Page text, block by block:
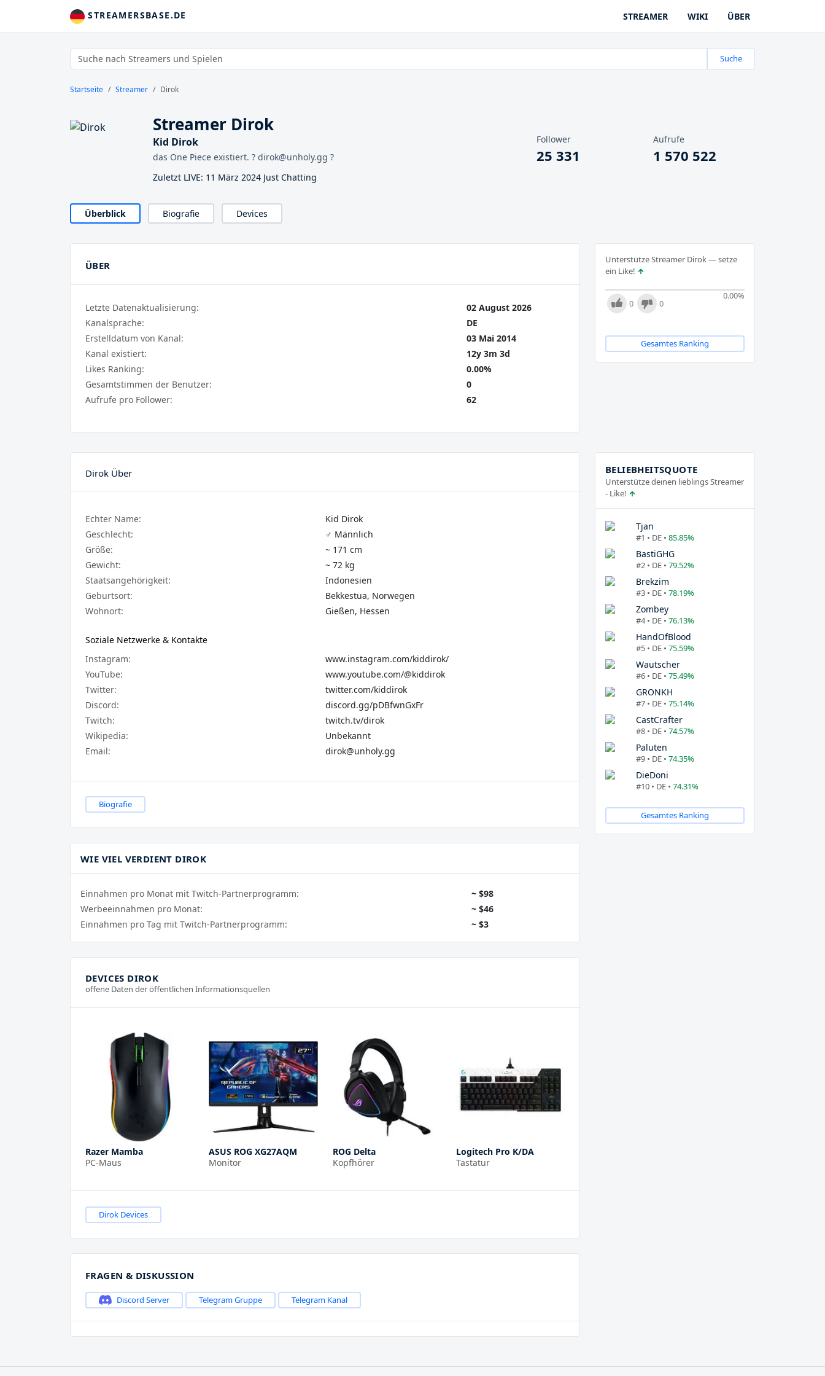
STREAMERSBASE.DE STREAMER WIKI ÜBER
Suche
Startseite Streamer Dirok
Streamer Dirok
Kid Dirok
das One Piece existiert. ? dirok@unholy.gg ?
Zuletzt LIVE: 11 März 2024 Just Chatting
Follower
25 331
Aufrufe
1 570 522
Überblick Biografie Devices
Unterstütze Streamer Dirok — setze
ein Like!
0.00%
0 0
Gesamtes Ranking
ÜBER
Letzte Datenaktualisierung:
02 August 2026
Kanalsprache:
DE
Erstelldatum von Kanal:
03 Mai 2014
Kanal existiert:
12y 3m 3d
Likes Ranking:
0.00%
Gesamtstimmen der Benutzer:
0
Aufrufe pro Follower:
62
Dirok Über
Echter Name:
Kid Dirok
Geschlecht:
♂️ Männlich
Größe:
~ 171 cm
Gewicht:
~ 72 kg
Staatsangehörigkeit:
Indonesien
Geburtsort:
Bekkestua, Norwegen
Wohnort:
Gießen, Hessen
Soziale Netzwerke & Kontakte
Instagram:
www.instagram.com/kiddirok/
YouTube:
www.youtube.com/@kiddirok
Twitter:
twitter.com/kiddirok
Discord:
discord.gg/pDBfwnGxFr
Twitch:
twitch.tv/dirok
Wikipedia:
Unbekannt
Email:
dirok@unholy.gg
Biografie
WIE VIEL VERDIENT DIROK
Einnahmen pro Monat mit Twitch-Partnerprogramm:
~ $98
Werbeeinnahmen pro Monat:
~ $46
Einnahmen pro Tag mit Twitch-Partnerprogramm:
~ $3
DEVICES DIROK
offene Daten der öffentlichen Informationsquellen
Razer Mamba
PC-Maus
ASUS ROG XG27AQM
Monitor
ROG Delta
Kopfhörer
Logitech Pro K/DA
Tastatur
Dirok Devices
FRAGEN & DISKUSSION
Discord Server Telegram Gruppe Telegram Kanal
BELIEBHEITSQUOTE
Unterstütze deinen lieblings Streamer
- Like!
Tjan
#1 • DE • 85.85%
BastiGHG
#2 • DE • 79.52%
Brekzim
#3 • DE • 78.19%
Zombey
#4 • DE • 76.13%
HandOfBlood
#5 • DE • 75.59%
Wautscher
#6 • DE • 75.49%
GRONKH
#7 • DE • 75.14%
CastCrafter
#8 • DE • 74.57%
Paluten
#9 • DE • 74.35%
DieDoni
#10 • DE • 74.31%
Gesamtes Ranking